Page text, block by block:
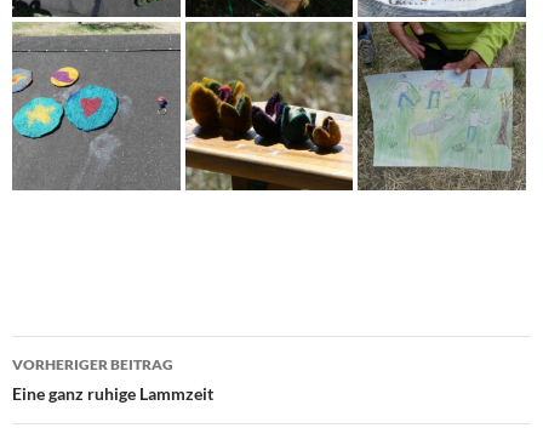
Beitragsnavigation
VORHERIGER BEITRAG
Eine ganz ruhige Lammzeit